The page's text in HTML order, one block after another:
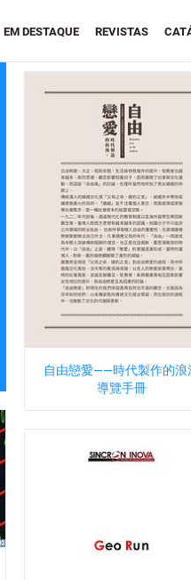
EM DESTAQUE REVISTAS
自由戀愛——時代製作的浪
導覽手冊